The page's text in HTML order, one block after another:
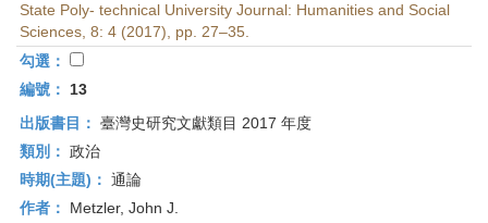
State Poly- technical University Journal: Humanities and Social
Sciences, 8: 4 (2017), pp. 27–35.
勾選：
編號：
13
出版書目： 臺灣史研究文獻類目 2017 年度
類別： 政治
時期(主題)： 通論
作者：
Metzler, John J.